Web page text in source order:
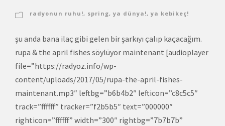
radyonun ruhu!, spring, ya dünya!, ya kebikeç!
şu anda bana ilaç gibi gelen bir şarkıyı çalıp kaçacağım.
rupa & the april fishes söylüyor maintenant [audioplayer
file=”https://radyoz.info/wp-
content/uploads/2017/05/rupa-the-april-fishes-
maintenant.mp3″ leftbg=”b6b4b2″ lefticon=”c8c5c5″
track=”ffffff” tracker=”f2b5b5″ text=”000000″
righticon=”ffffff” width=”300″ rightbg=”7b7b7b”